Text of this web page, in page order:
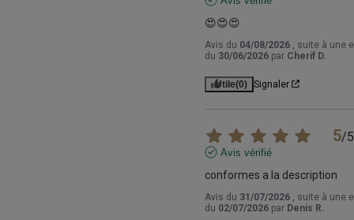
😍😍😍
Avis du 04/08/2026
, suite à une
du 30/06/2026 par Cherif D.
Utile(0) Signaler
5/5
Avis vérifié
conformes a la description
Avis du 31/07/2026
, suite à une
du 02/07/2026 par Denis R.